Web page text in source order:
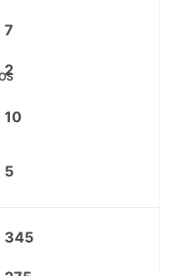
7
2
10
5
345